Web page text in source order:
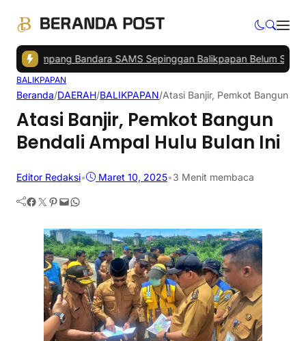
Bandara SAMS Sepinggan Balikpapan Belum Stabil|Mal
BALIKPAPAN
Beranda/DAERAH/BALIKPAPAN/Atasi Banjir, Pemkot Bangun
Atasi Banjir, Pemkot Bangun
Bendali Ampal Hulu Bulan Ini
Editor Redaksi• Maret 10, 2025•3 Menit membaca
Facebook Twitter Pinterest Mail WhatsApp